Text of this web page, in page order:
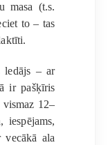
masa (t.s.
to – tas
ledājs – ar
ir pašķīris
12–
iespējams,
ala